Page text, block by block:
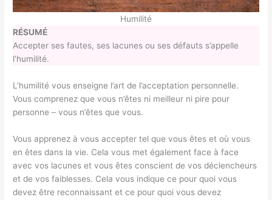
Humilité
RÉSUMÉ
Accepter ses fautes, ses lacunes ou ses défauts s’appelle
l’humilité.
L’humilité vous enseigne l’art de l’acceptation personnelle.
Vous comprenez que vous n’êtes ni meilleur ni pire pour
personne – vous n’êtes que vous.
Vous apprenez à vous accepter tel que vous êtes et où vous
en êtes dans la vie. Cela vous met également face à face
avec vos lacunes et vous êtes conscient de vos déclencheurs
et de vos faiblesses. Cela vous indique ce pour quoi vous
devez être reconnaissant et ce pour quoi vous devez